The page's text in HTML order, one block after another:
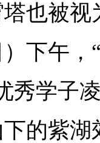
也被视
下午
秀学子
的紫